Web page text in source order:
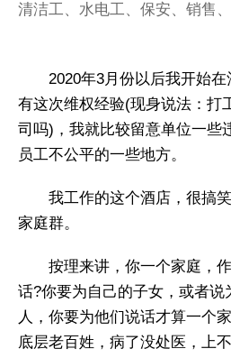
清洁工、水电工、保安、销售
2020年3月份以后我开始
有这次维权经验(现身说法：打
司吗)，我就比较留意单位一些
员工不公平的一些地方。
我工作的这个酒店，很搞
家庭群。
按理来讲，你一个家庭，
话?你要为自己的子女，或者说
人，你要为他们说话才算一个
底层老百姓，病了没处医，上